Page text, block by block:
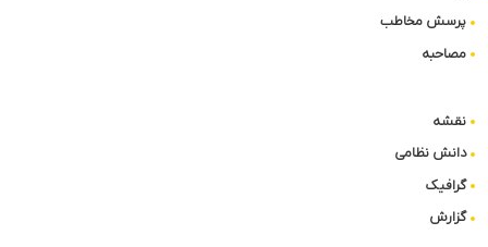
پرسش مخاطب
مصاحبه
نقشه
دانش نظامی
گرافیک
گزارش